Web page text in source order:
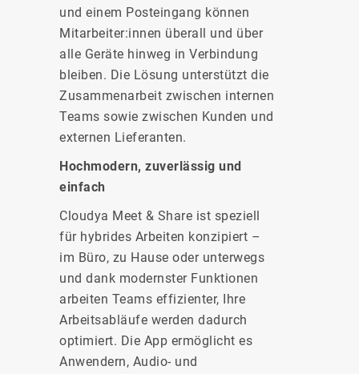
und einem Posteingang können
Mitarbeiter:innen überall und über
alle Geräte hinweg in Verbindung
bleiben. Die Lösung unterstützt die
Zusammenarbeit zwischen internen
Teams sowie zwischen Kunden und
externen Lieferanten.
Hochmodern, zuverlässig und
einfach
Cloudya Meet & Share ist speziell
für hybrides Arbeiten konzipiert –
im Büro, zu Hause oder unterwegs
und dank modernster Funktionen
arbeiten Teams effizienter, Ihre
Arbeitsabläufe werden dadurch
optimiert. Die App ermöglicht es
Anwendern, Audio- und